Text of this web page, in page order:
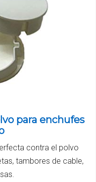
para enchufes
contra el polvo
tambores de cable,